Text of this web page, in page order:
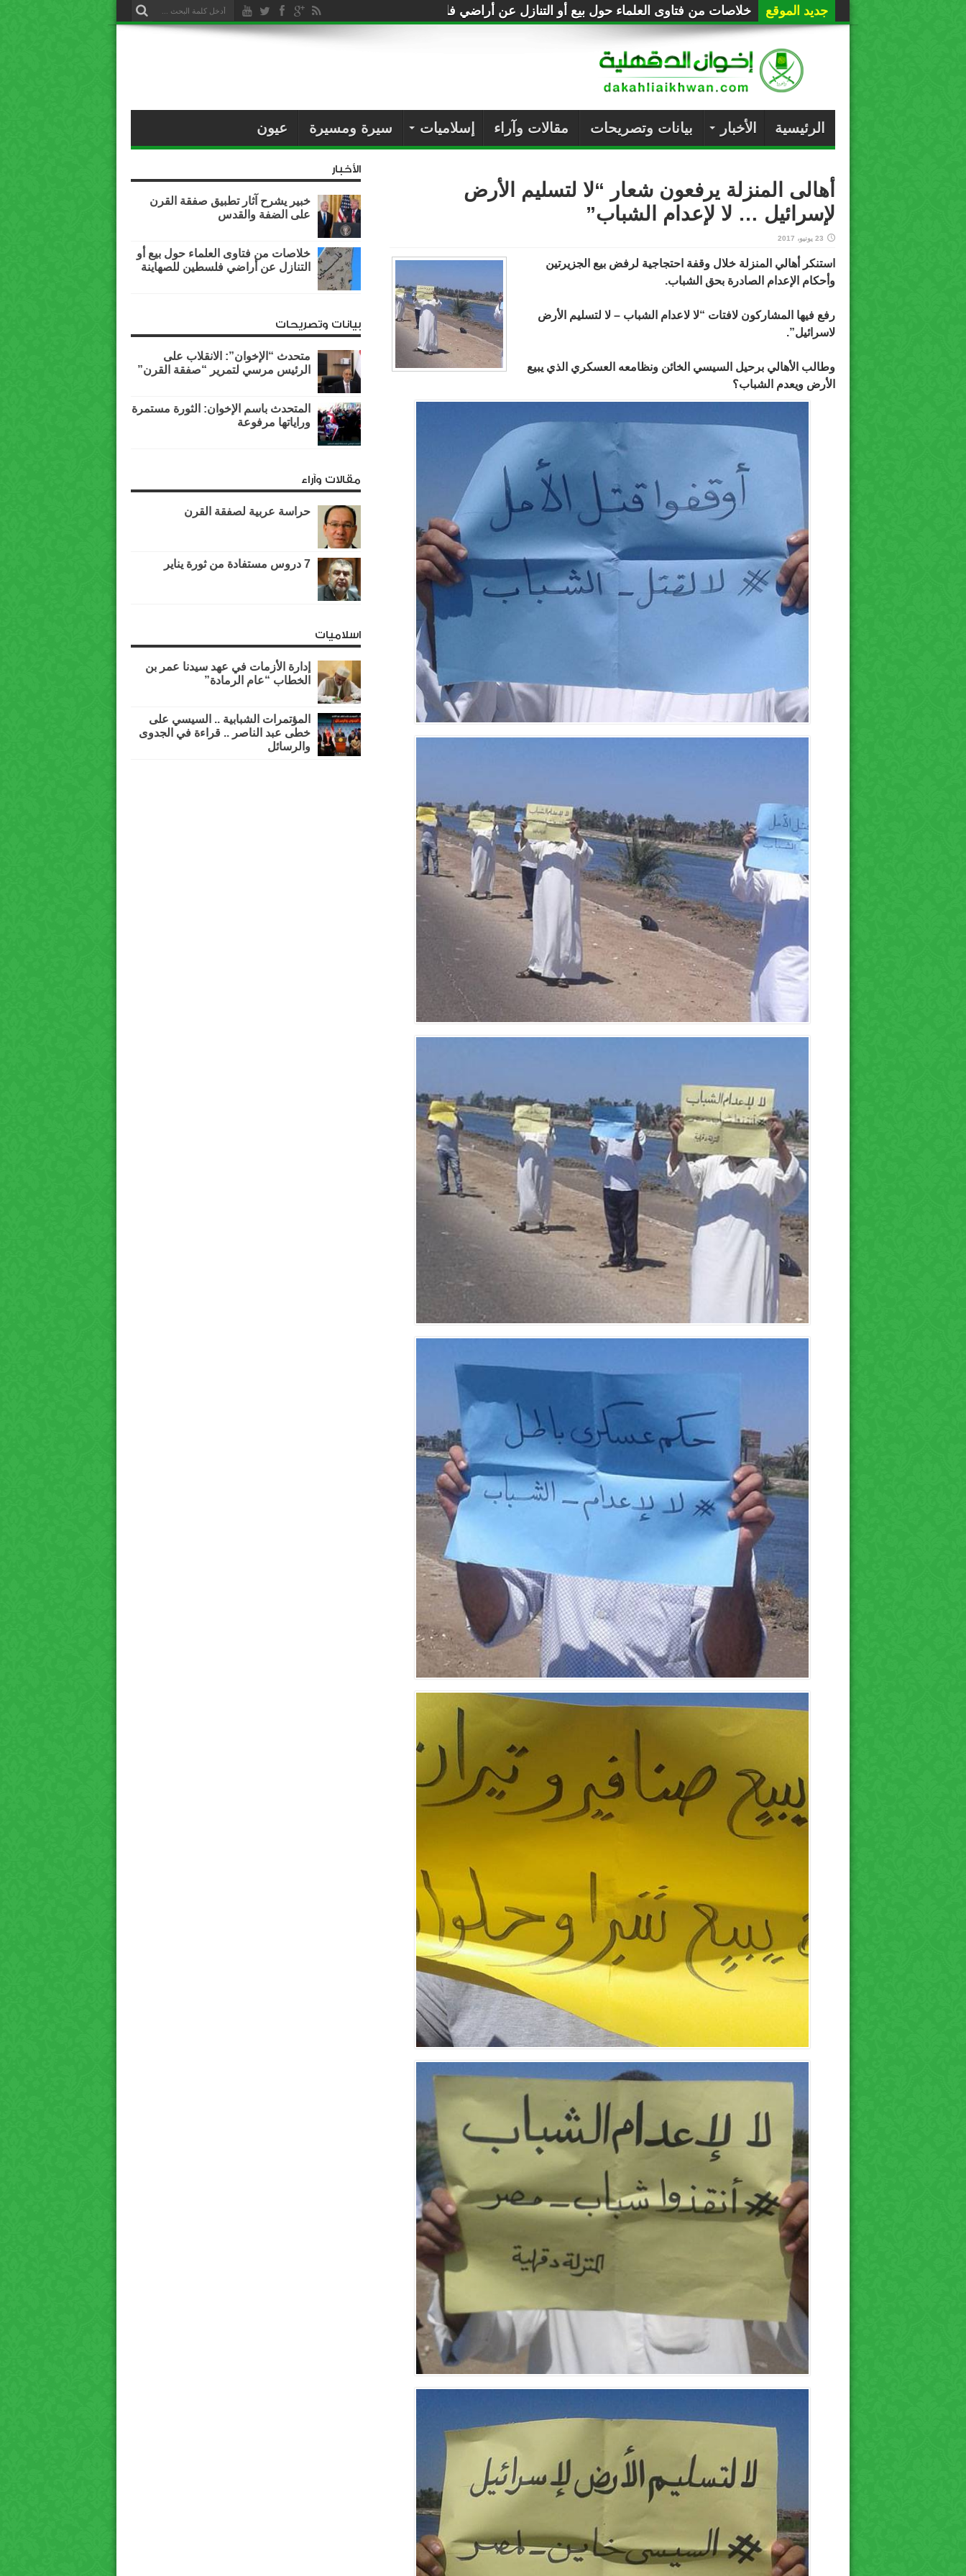
جديد الموقع خلاصات من فتاوى العلماء حول بيع أو التنازل عن أراضي فلسطين للصهاينة
الرئيسية الأخبار بيانات وتصريحات مقالات وآراء إسلاميات سيرة ومسيرة عيون
أهالى المنزلة يرفعون شعار “لا لتسليم الأرض
لإسرائيل … لا لإعدام الشباب”
23 يونيو، 2017
استنكر أهالي المنزلة خلال وقفة احتجاجية لرفض بيع الجزيرتين
وأحكام الإعدام الصادرة بحق الشباب.
رفع فيها المشاركون لافتات “لا لاعدام الشباب – لا لتسليم الأرض
لاسرائيل”.
وطالب الأهالي برحيل السيسي الخائن ونظامعه العسكري الذي يبيع
الأرض ويعدم الشباب؟
الأخبار
خبير يشرح آثار تطبيق صفقة القرن
على الضفة والقدس
خلاصات من فتاوى العلماء حول بيع أو
التنازل عن أراضي فلسطين للصهاينة
بيانات وتصريحات
متحدث “الإخوان”: الانقلاب على
الرئيس مرسي لتمرير “صفقة القرن”
المتحدث باسم الإخوان: الثورة مستمرة
وراياتها مرفوعة
مقالات وآراء
حراسة عربية لصفقة القرن
7 دروس مستفادة من ثورة يناير
اسلاميات
إدارة الأزمات في عهد سيدنا عمر بن
الخطاب “عام الرمادة”
المؤتمرات الشبابية .. السيسي على
خطى عبد الناصر .. قراءة في الجدوى
والرسائل